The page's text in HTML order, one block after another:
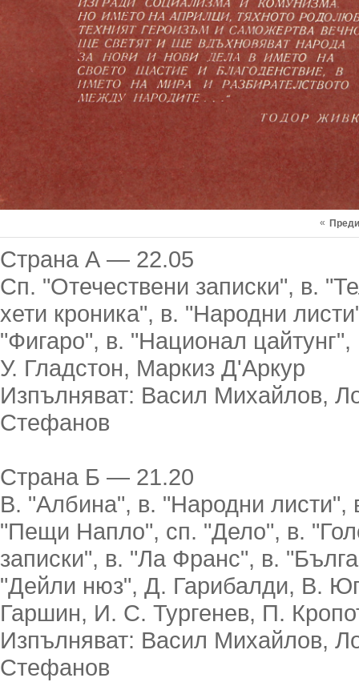
«
Страна А — 22.05
Сп. "Отечествени записки", в.
хети кроника", в. "Народни
"Фигаро", в. "Национал
У. Гладстон, Маркиз Д'Аркур
Изпълняват: Васил Михайлов,
Стефанов
Страна Б — 21.20
В. "Албина", в. "Народни листи",
"Пещи Напло", сп. "Дело", в.
записки", в. "Ла Франс", в.
"Дейли нюз", Д. Гарибалди, В.
Гаршин, И. С. Тургенев, П.
Изпълняват: Васил Михайлов,
Стефанов